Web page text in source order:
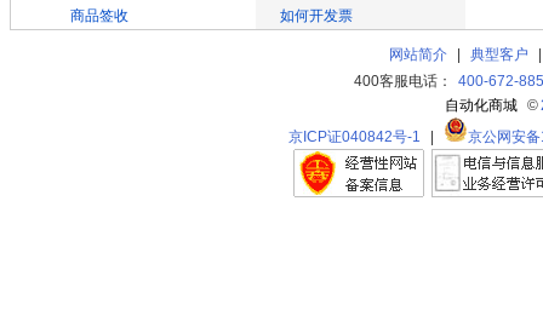
商品签收
如何开发票
网站简介 典型客户
400客服电话：
400-672-
自动化商城
©
京ICP证040842号-1
京公网安